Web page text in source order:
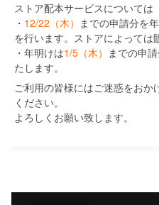
ストア配本サービスについては
・ 12/22（木） までの申請分を
を行います。ストアによっては
・年明けは1/5（木） までの申
たします。
ご利用の皆様にはご迷惑をお
ください。
よろしくお願い致します。